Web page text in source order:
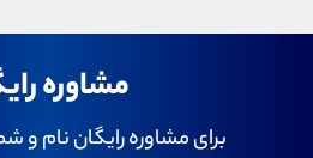
مشاوره
برای مشاوره رایگان نام و